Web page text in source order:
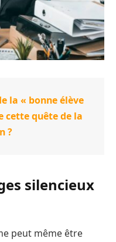
la « bonne élève
cette quête de la
?
silencieux
peut même être